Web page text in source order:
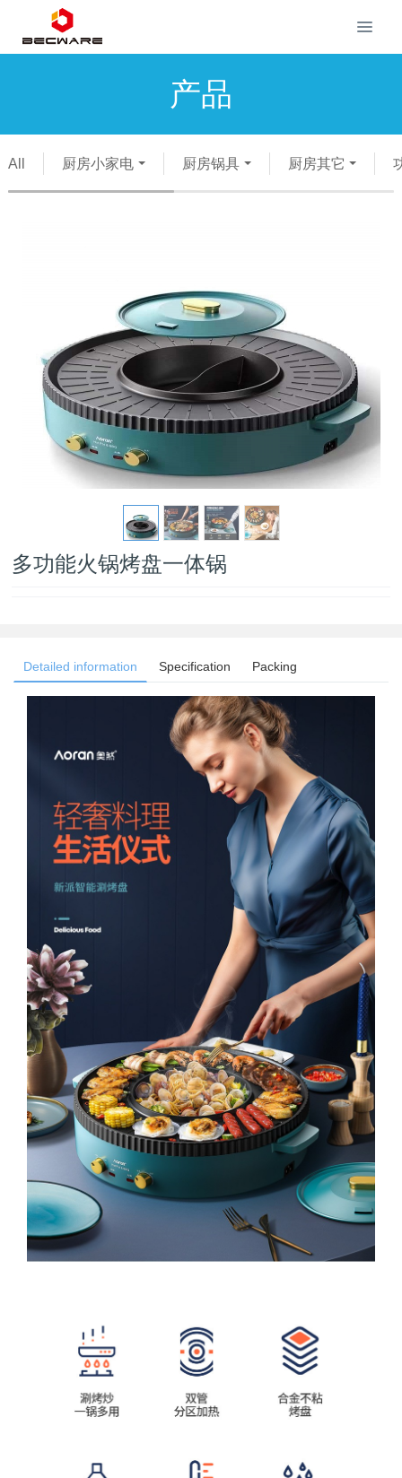
产品
All 厨房小家电 厨房锅具 厨房其它
多功能火锅烤盘一体锅
Detailed information Specification Packing